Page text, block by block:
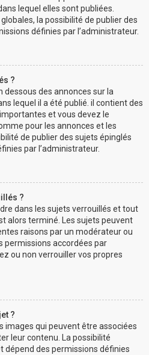
lequel elles sont publiées.
la possibilité de publier des
définies par l’administrateur.
?
dessous des annonces sur la
lequel il a été publié. il contient des
et vous devez le
pour les annonces et les
de publier des sujets épinglés
par l’administrateur.
?
dans les sujets verrouillés et tout
alors terminé. Les sujets peuvent
raisons par un modérateur ou
permissions accordées par
ou non verrouiller vos propres
?
images qui peuvent être associées
leur contenu. La possibilité
dépend des permissions définies